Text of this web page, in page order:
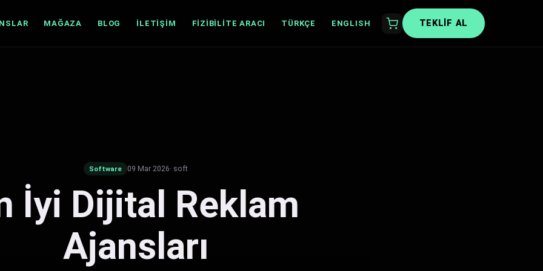
MAĞAZA BLOG İLETIŞIM FIZIBILITE ARACI TÜRKÇE ENGLISH TEKLIF AL
Software 09 Mar 2026· soft
İyi Dijital Reklam
Ajansları